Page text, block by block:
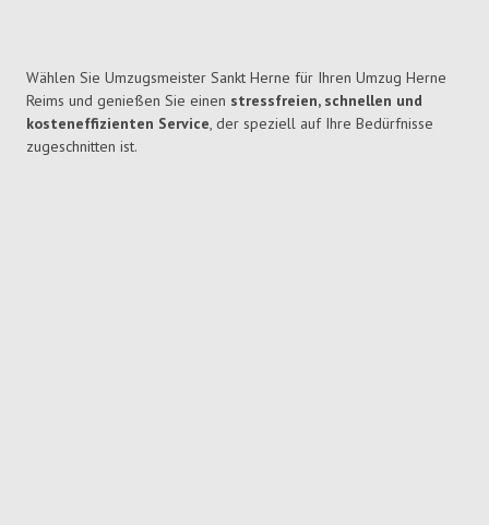
Wählen Sie Umzugsmeister Sankt Herne für Ihren Umzug Herne
Reims und genießen Sie einen stressfreien, schnellen und
kosteneffizienten Service, der speziell auf Ihre Bedürfnisse
zugeschnitten ist.